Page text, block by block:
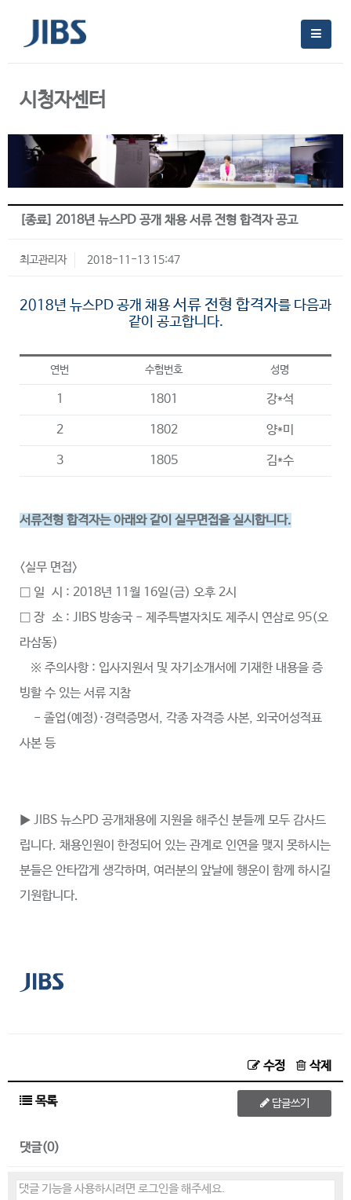
시청자센터
[종료] 2018년 뉴스PD 공개 채용 서류 전형 합격자 공고
최고관리자 2018-11-13 15:47
2018년 뉴스PD 공개 채용 서류 전형 합격자를 다음과
같이 공고합니다.
연번 수험번호 성명
1 1801 강*석
2 1802 양*미
3 1805 김*수
서류전형 합격자는 아래와 같이 실무면접을 실시합니다.
<실무 면접>
□ 일 시 : 2018년 11월 16일(금) 오후 2시
□ 장 소 : JIBS 방송국 - 제주특별자치도 제주시 연삼로 95(오
라삼동)
※ 주의사항 : 입사지원서 및 자기소개서에 기재한 내용을 증
빙할 수 있는 서류 지참
- 졸업(예정)·경력증명서, 각종 자격증 사본, 외국어성적표
사본 등
▶ JIBS 뉴스PD 공개채용에 지원을 해주신 분들께 모두 감사드
립니다. 채용인원이 한정되어 있는 관계로 인연을 맺지 못하시는
분들은 안타깝게 생각하며, 여러분의 앞날에 행운이 함께 하시길
기원합니다.
수정 삭제
목록 답글쓰기
댓글(0)